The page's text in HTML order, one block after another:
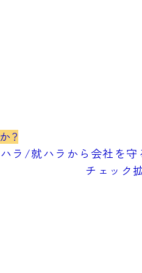
か?
ハラ/就ハラから会社を
チェック